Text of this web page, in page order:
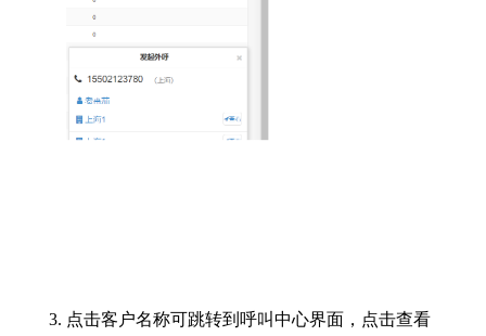
点击客户名称可跳转到呼叫中心界面，点击查看